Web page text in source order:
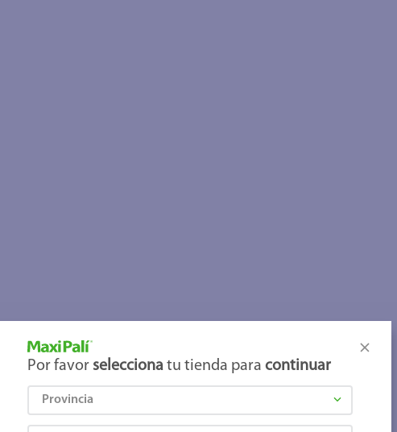
Por favor selecciona tu tienda para continuar
Provincia